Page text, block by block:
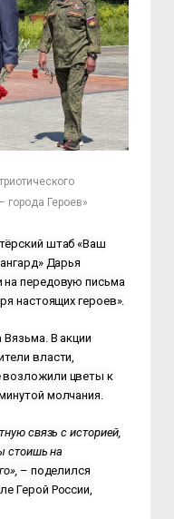
города Героев»
штаб «Ваш
Дарья
на передовую письма
настоящих героев».
В акции
власти,
цветы к
молчания.
связь с историей,
стоишь на
– поделился
Герой России,